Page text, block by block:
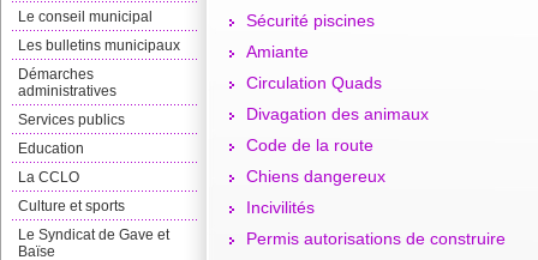
Le conseil municipal
Les bulletins municipaux
Démarches
administratives
Services publics
Education
La CCLO
Culture et sports
Le Syndicat de Gave et
Baïse
Sécurité piscines
Amiante
Circulation Quads
Divagation des animaux
Code de la route
Chiens dangereux
Incivilités
Permis autorisations de construire